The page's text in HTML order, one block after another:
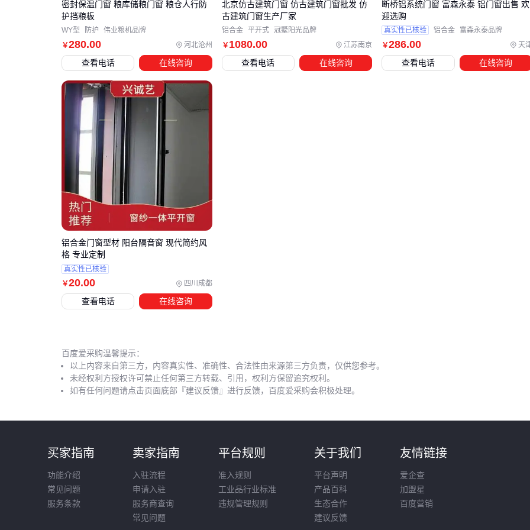
五、安装不当，再好的门窗也白费
这些细节能避免后期80%的维修：
窗框与墙体间隙要用发泡胶填满，单纯打螺丝会变形
￥280.00 河北沧州
密封保温门窗 粮库储粮门窗 粮仓人行防
护挡粮板
WY型 防护 伟业粮机品牌
查看电话 在线咨询
￥1080.00 江苏南京
北京仿古建筑门窗 仿古建筑门窗批发 仿
古建筑门窗生产厂家
铝合金 平开式 冠墅阳光品牌
查看电话 在线咨询
￥286.00 天
断桥铝系统门窗 富森永泰 铝门窗出售 欢
迎选购
真实性已核验 铝合金 富森永泰品牌
查看电话 在线咨询
￥20.00 四川成都
铝合金门窗型材 阳台隔音窗 现代简约风
格 专业定制
真实性已核验
查看电话 在线咨询
百度爱采购温馨提示：
以上内容来自第三方，内容真实性、准确性、合法性由来源第三方负责，仅供您参考。
未经权利方授权许可禁止任何第三方转载、引用，权利方保留追究权利。
如有任何问题请点击页面底部『建议反馈』进行反馈，百度爱采购会积极处理。
买家指南
功能介绍
常见问题
服务条款
卖家指南
入驻流程
申请入驻
服务商查询
常见问题
平台规则
准入规则
工业品行业标准
违规管理规则
关于我们
平台声明
产品百科
生态合作
建议反馈
友情链接
爱企查
加盟星
百度营销